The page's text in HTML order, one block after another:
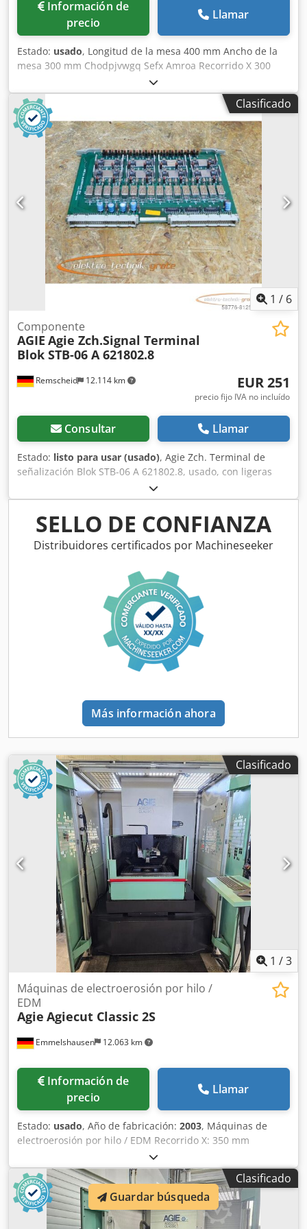
Información de
precio
Llamar
Estado: usado, Longitud de la mesa 400 mm Ancho de la
mesa 300 mm Chodpjvwgq Sefx Amroa Recorrido X 300
mm Recorrido Y 250 mm Recorrido Z 250 mm Peso de la
máquina aprox. 1,2 t Dimensiones de espacio aprox. 2000
x 1200 x 2500 mm La máquina se entrega con un
equipamiento muy completo
Clasificado
1 / 6
Remscheid 12.114 km
Componente
AGIE Agie Zch.Signal Terminal
Blok STB-06 A 621802.8
EUR 251
precio fijo IVA no incluído
Consultar Llamar
Estado: listo para usar (usado), Agie Zch. Terminal de
señalización Blok STB-06 A 621802.8, usado, con ligeras
señales de uso, 100 % funcional. Codpji D Ty Sjfx Amrsha
SELLO DE CONFIANZA
Distribuidores certificados por Machineseeker
Más información ahora
Clasificado
1 /3
Emmelshausen 12.063 km
Máquinas de electroerosión por hilo /
EDM
Agie Agiecut Classic 2S
Información de
precio
Llamar
Estado: usado, Año de fabricación: 2003, Máquinas de
electroerosión por hilo / EDM Recorrido X: 350 mm
Recorrido Y: 250 mm Recorrido Z: 256 mm Dimensiones
máximas de la pieza X: 750 mm Dimensiones máximas de
la pieza Y: 550 mm Dimensiones máximas de la pieza Z:
250 mm Peso máximo de la pieza: 450 kg Chedow Ekr Iopfx
Amrsa con guiado automático del hilo
Clasificado
Guardar búsqueda